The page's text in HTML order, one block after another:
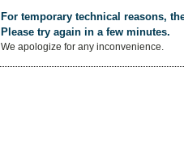
For temporary technical reasons,
Please try again in a few minutes.
We apologize for any inconvenience.